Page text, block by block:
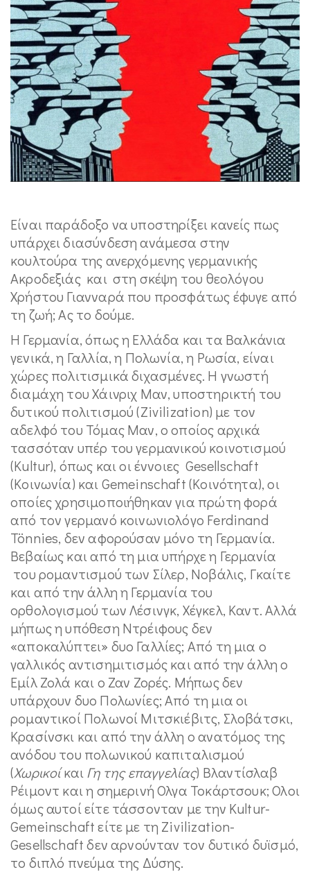
Είναι παράδοξο να υποστηρίξει κανείς πως
υπάρχει διασύνδεση ανάμεσα στην
κουλτούρα της ανερχόμενης γερμανικής
Ακροδεξιάς και στη σκέψη του θεολόγου
Χρήστου Γιανναρά που προσφάτως έφυγε από
τη ζωή; Ας το δούμε.
Η Γερμανία, όπως η Ελλάδα και τα Βαλκάνια
γενικά, η Γαλλία, η Πολωνία, η Ρωσία, είναι
χώρες πολιτισμικά διχασμένες. Η γνωστή
διαμάχη του Χάινριχ Μαν, υποστηρικτή του
δυτικού πολιτισμού (Zivilization) με τον
αδελφό του Τόμας Μαν, ο οποίος αρχικά
τασσόταν υπέρ του γερμανικού κοινοτισμού
(Kultur), όπως και οι έννοιες Gesellschaft
(Κοινωνία) και Gemeinschaft (Κοινότητα), οι
οποίες χρησιμοποιήθηκαν για πρώτη φορά
από τον γερμανό κοινωνιολόγο Ferdinand
Tönnies, δεν αφορούσαν μόνο τη Γερμανία.
Βεβαίως και από τη μια υπήρχε η Γερμανία
του ρομαντισμού των Σίλερ, Νοβάλις, Γκαίτε
και από την άλλη η Γερμανία του
ορθολογισμού των Λέσινγκ, Χέγκελ, Καντ. Αλλά
μήπως η υπόθεση Ντρέιφους δεν
«αποκαλύπτει» δυο Γαλλίες; Από τη μια ο
γαλλικός αντισημιτισμός και από την άλλη ο
Εμίλ Ζολά και ο Ζαν Ζορές. Μήπως δεν
υπάρχουν δυο Πολωνίες; Από τη μια οι
ρομαντικοί Πολωνοί Μιτσκιέβιτς, Σλοβάτσκι,
Κρασίνσκι και από την άλλη ο ανατόμος της
ανόδου του πολωνικού καπιταλισμού
(Χωρικοίκαι Γη της επαγγελίας) Βλαντίσλαβ
Ρέιμοντ και η σημερινή Ολγα Τοκάρτσουκ; Ολοι
όμως αυτοί είτε τάσσονταν με την Kultur-
Gemeinschaft είτε με τη Zivilization-
Gesellschaft δεν αρνούνταν τον δυτικό δυϊσμό,
το διπλό πνεύμα της Δύσης.